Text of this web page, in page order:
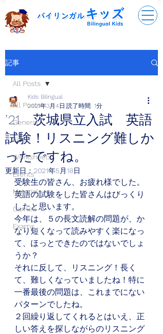
記事
All Posts
General
Eiken
Worksheets
Events
Materials
Games
Exams
All Posts
’21 茨城県立入試 英語
試験！リスニング難しか
ったですね。
Kids Bilingual
2021年3月4日 読了時間: 1分
更新日： 2021年5月18日
受験生の皆さん、お疲れ様でした。
英語の試験をした皆さんはびっくり
したと思います。
今年は、５の長文読解の問題が、か
なり短くなって読みやすく楽になっ
て、ほっとできたのではないでしょ
うか？
それに反して、リスニング！長く
て、難しくなっていましたね！特に
一番最後の問題は、これまでにない
パターンでしたね。
２回繰り返してくれるとはいえ、正
しい答えを探しながらのリスニング